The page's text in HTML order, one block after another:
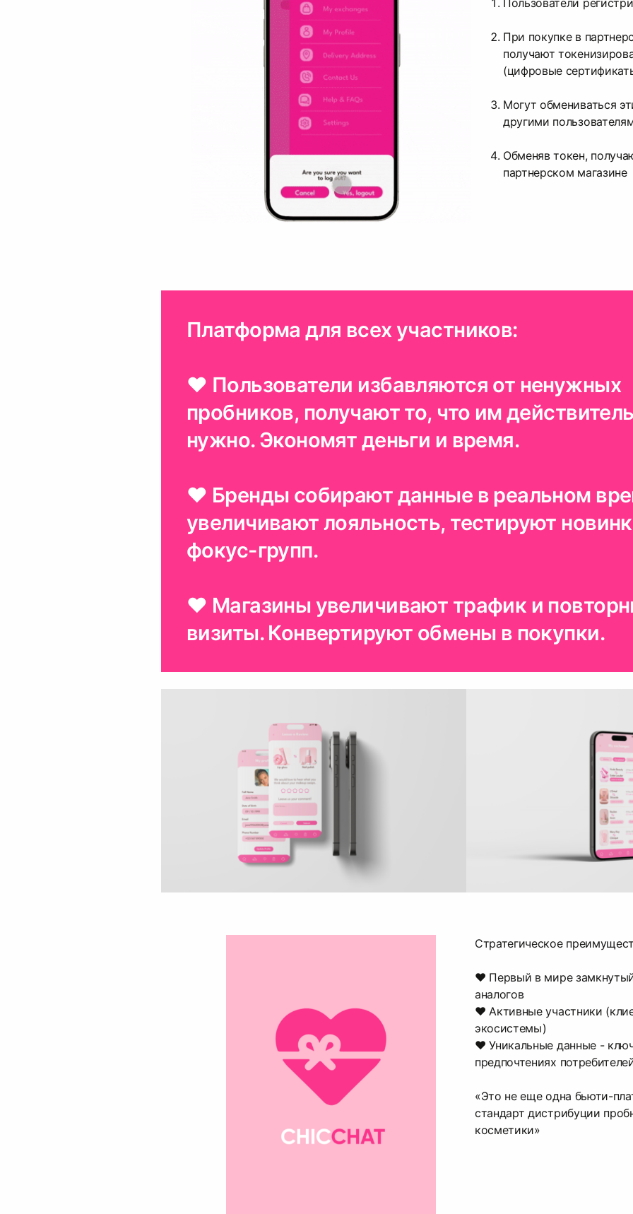
Пользователи
При покупке в
получают
(цифровые
Могут обмениваться
другими
Обменяв токен,
партнерском магазине
Платформа для всех участников:
♥ Пользователи избавляются от ненужных
пробников, получают то, что им
нужно. Экономят деньги и время.
♥ Бренды собирают данные в реальном
увеличивают лояльность, тестируют
фокус-групп.
♥ Магазины увеличивают трафик и
визиты. Конвертируют обмены в покупки.
Стратегическое
♥ Первый в мире
аналогов
♥ Активные участники
экосистемы)
♥ Уникальные данные -
предпочтениях
«Это не еще одна бьюти-
стандарт дистрибуции
косметики»